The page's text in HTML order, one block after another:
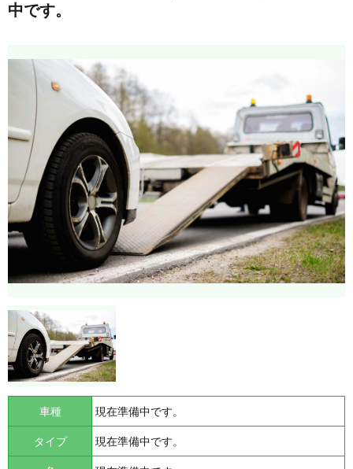
中です。
車種 現在準備中です。
タイプ 現在準備中です。